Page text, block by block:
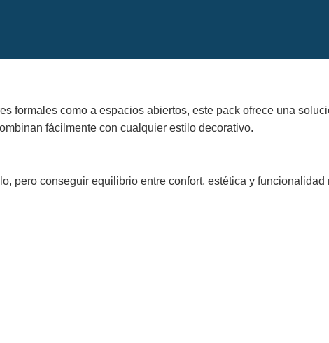
formales como a espacios abiertos, este pack ofrece una
fácilmente con cualquier estilo decorativo.
pero conseguir equilibrio entre confort, estética y